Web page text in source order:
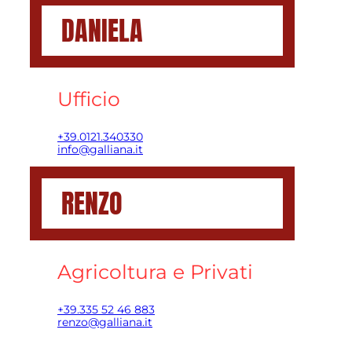
DANIELA
Ufficio
+39.0121.340330
info@galliana.it
RENZO
Agricoltura e Privati
+39.335 52 46 883
renzo@galliana.it